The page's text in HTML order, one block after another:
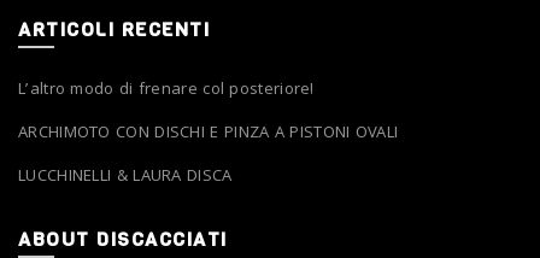
ARTICOLI RECENTI
L’altro modo di frenare col posteriore!
ARCHIMOTO CON DISCHI E PINZA A PISTONI OVALI
LUCCHINELLI & LAURA DISCA
ABOUT DISCACCIATI